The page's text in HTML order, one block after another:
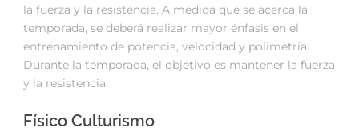
la fuerza y la resistencia. A medida que se acerca la
temporada, se deberá realizar mayor énfasis en el
entrenamiento de potencia, velocidad y polimetría.
Durante la temporada, el objetivo es mantener la fuerza
y la resistencia.
Físico Culturismo